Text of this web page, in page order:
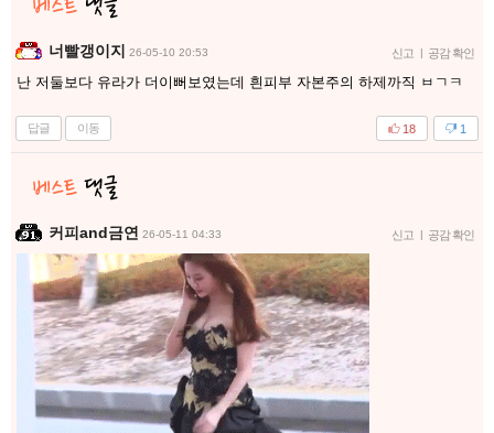
너빨갱이지 26-05-10 20:53 신고 | 공감 확인
난 저둘보다 유라가 더이뻐보였는데 흰피부 자본주의 하제까직 ㅂㄱㅋ
답글 이동 1
18
커피and금연 26-05-11 04:33 신고 | 공감 확인